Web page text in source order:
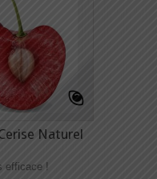
Naturel
efficace !